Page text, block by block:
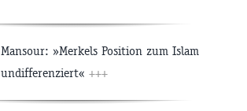
»Merkels Position zum Islam
+++